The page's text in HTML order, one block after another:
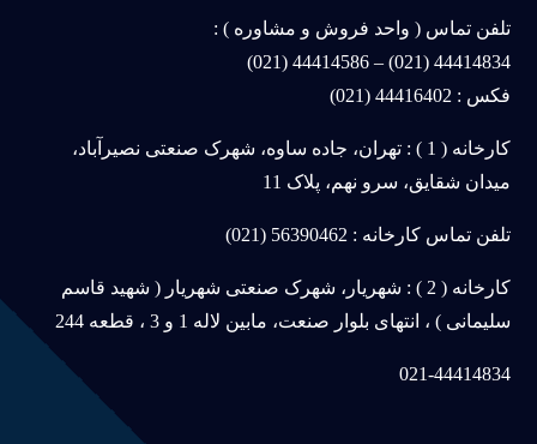
تلفن تماس ( واحد فروش و مشاوره ) :
44414834 (021) – 44414586 (021)
فکس : 44416402 (021)
کارخانه ( 1 ) : تهران، جاده ساوه، شهرک صنعتی نصیرآباد،
میدان شقایق، سرو نهم، پلاک 11
تلفن تماس کارخانه : 56390462 (021)
کارخانه ( 2 ) : شهریار، شهرک صنعتی شهریار ( شهید قاسم
سلیمانی ) ، انتهای بلوار صنعت، مابین لاله 1 و 3 ، قطعه 244
021-44414834